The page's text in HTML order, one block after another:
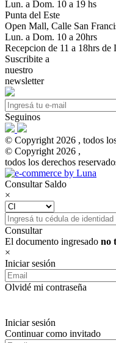
Lun. a Dom. 10 a 19 hs
Punta del Este
Open Mall, Calle San
Lun. a Dom. 10 a 20hrs
Recepcion de 11 a 18hrs de
Suscribite a
nuestro
newsletter
Seguinos
© Copyright 2026 , todos
© Copyright 2026 ,
todos los derechos
Consultar Saldo
×
Consultar
El documento ingresado no
×
Iniciar sesión
Olvidé mi contraseña
Iniciar sesión
Continuar como invitado